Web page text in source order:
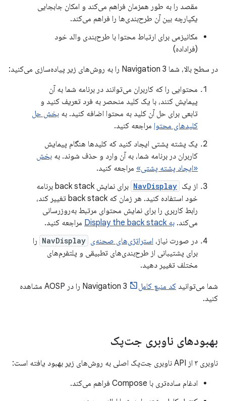
مقصد را به طور همزمان فراهم می‌کند و امکان جابجایی
یکپارچه بین آن طرح‌بندی‌ها را فراهم می‌کند.
مکانیزمی برای ارتباط محتوا با طرح‌بندی والد خود
(فراداده)
در سطح بالا، شما Navigation 3 را به روش‌های زیر پیاده‌سازی می‌کنید:
محتوایی را که کاربران می‌توانند در برنامه شما به آن
پیمایش کنند، با یک کلید منحصر به فرد تعریف کنید و
تابعی برای حل آن کلید به محتوا اضافه کنید. به بخش حل
کلیدهای محتوا مراجعه کنید.
یک پشته پشتی ایجاد کنید که کلیدها هنگام پیمایش
کاربران در برنامه شما، به آن وارد و حذف شوند. به بخش
«ایجاد پشته پشتی» مراجعه کنید.
از یک NavDisplay
برای نمایش back stack برنامه
خود استفاده کنید. هر زمان که back stack تغییر کند،
رابط کاربری را برای نمایش محتوای مرتبط به‌روزرسانی
می‌کند. به Display the back stack
مراجعه کنید.
در صورت نیاز، استراتژی‌های صحنه‌ی NavDisplay را
برای پشتیبانی از طرح‌بندی‌های تطبیقی ​​و پلتفرم‌های
مختلف تغییر دهید.
شما می‌توانید کد منبع کامل
Navigation 3 را در AOSP مشاهده
کنید.
بهبودهای ناوبری جت‌پک
ناوبری ۳ از API ناوبری جت‌پک اصلی به روش‌های زیر بهبود یافته است:
ادغام ساده‌تری با Compose فراهم می‌کند.